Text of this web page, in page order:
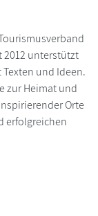
2012 unterstützt
und Ideen.
zur Heimat und
Orte
erfolgreichen